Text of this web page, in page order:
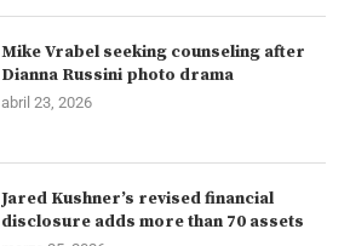
Mike Vrabel seeking counseling after
Dianna Russini photo drama
abril 23, 2026
Jared Kushner’s revised financial
disclosure adds more than 70 assets